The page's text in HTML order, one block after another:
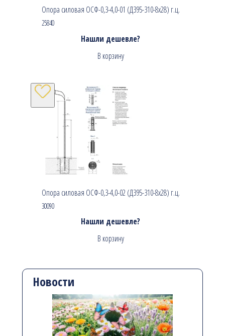
Опора силовая ОСФ-0,3-4,0-01 (Д395-310-8х28) г.ц.
25840
Нашли дешевле?
В корзину
Опора силовая ОСФ-0,3-4,0-02 (Д395-310-8х28) г.ц.
30090
Нашли дешевле?
В корзину
Новости